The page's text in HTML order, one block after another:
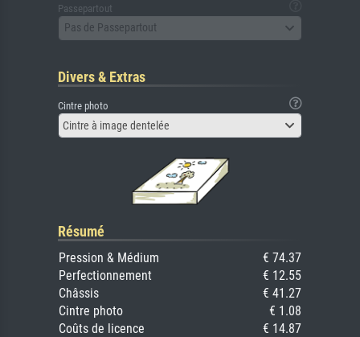
Passepartout
Pas de Passepartout
Divers & Extras
Cintre photo
Cintre à image dentelée
Résumé
Pression & Médium
€ 74.37
Perfectionnement
€ 12.55
Châssis
€ 41.27
Cintre photo
€ 1.08
Coûts de licence
€ 14.87